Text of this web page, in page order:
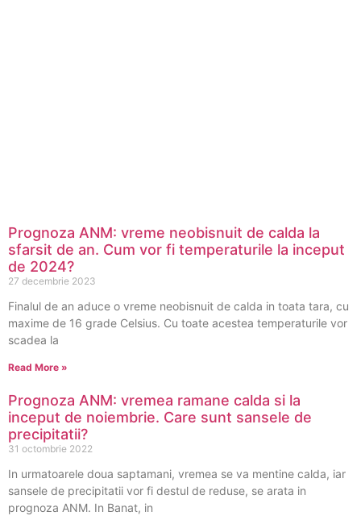
Prognoza ANM: vreme neobisnuit de calda la
sfarsit de an. Cum vor fi temperaturile la inceput
de 2024?
27 decembrie 2023
Finalul de an aduce o vreme neobisnuit de calda in toata tara, cu
maxime de 16 grade Celsius. Cu toate acestea temperaturile vor
scadea la
Read More »
Prognoza ANM: vremea ramane calda si la
inceput de noiembrie. Care sunt sansele de
precipitatii?
31 octombrie 2022
In urmatoarele doua saptamani, vremea se va mentine calda, iar
sansele de precipitatii vor fi destul de reduse, se arata in
prognoza ANM. In Banat, in